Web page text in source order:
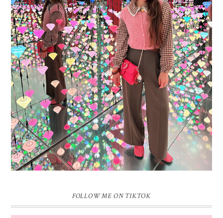
16 JAAR SPRINKLES ON A CUPCAKE
Vandaag is het weer zo’n moment waarop ik even bewust op de
pauzeknop duw, want Sprinkles on a Cupcake bestaat 16 jaar. Zestien.
Dat blijft ...
FOLLOW ME ON TIKTOK